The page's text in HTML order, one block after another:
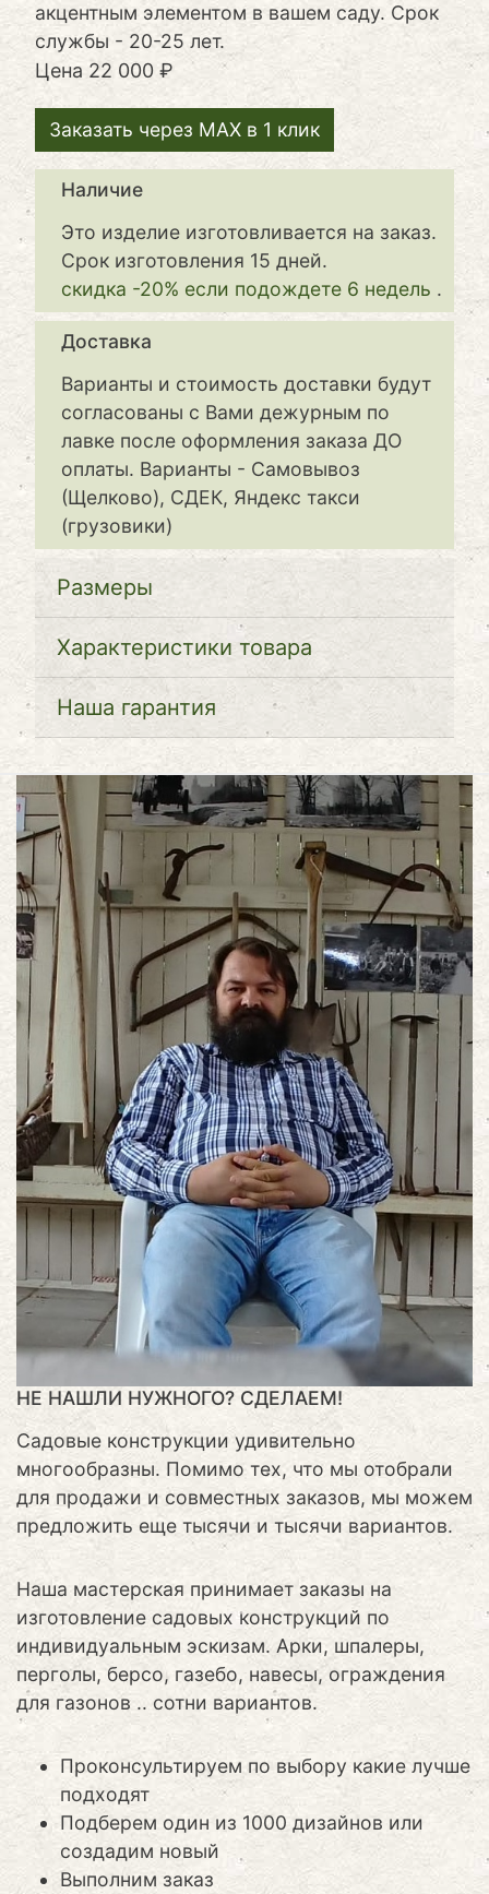
акцентным элементом в вашем саду. Срок
службы - 20-25 лет.
Цена 22 000 ₽
Заказать через MAX в 1 клик
Наличие
Это изделие изготовливается на заказ.
Срок изготовления 15 дней.
скидка -20% если подождете 6 недель .
Доставка
Варианты и стоимость доставки будут
согласованы с Вами дежурным по
лавке после оформления заказа ДО
оплаты. Варианты - Самовывоз
(Щелково), СДЕК, Яндекс такси
(грузовики)
Размеры
Характеристики товара
Наша гарантия
НЕ НАШЛИ НУЖНОГО? СДЕЛАЕМ!
Садовые конструкции удивительно
многообразны. Помимо тех, что мы отобрали
для продажи и совместных заказов, мы можем
предложить еще тысячи и тысячи вариантов.
Наша мастерская принимает заказы на
изготовление садовых конструкций по
индивидуальным эскизам. Арки, шпалеры,
перголы, берсо, газебо, навесы, ограждения
для газонов .. сотни вариантов.
Проконсультируем по выбору какие лучше
подходят
Подберем один из 1000 дизайнов или
создадим новый
Выполним заказ